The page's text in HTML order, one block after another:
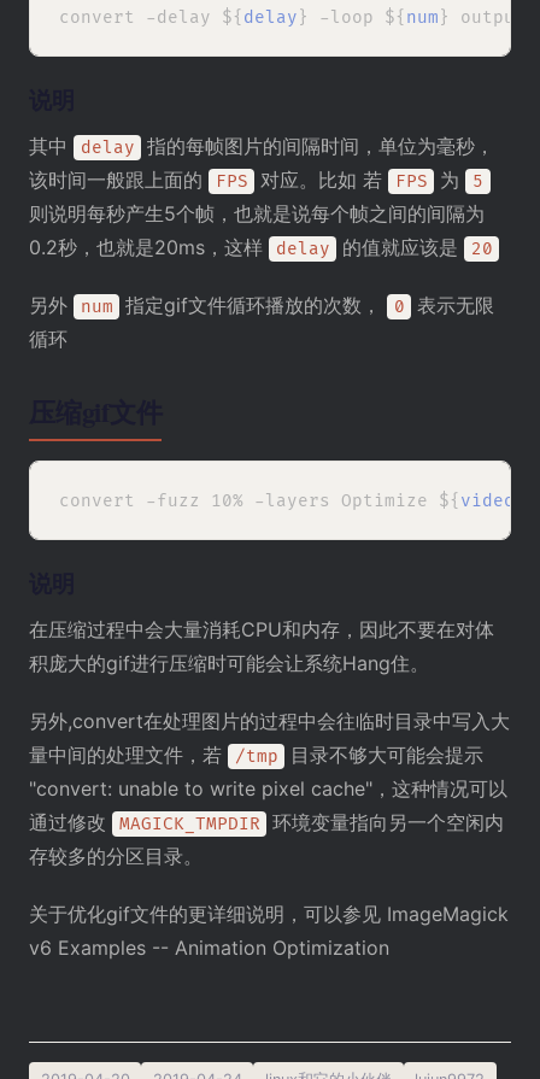
convert -delay ${ delay } -loop ${ num } output/
其中 delay
指的每帧图片的间隔时间，单位为毫秒，
该时间一般跟上面的
FPS 对应。比如 若 FPS 为 5
则说明每秒产生5个帧，也就是说每个帧之间的间隔为
0.2秒，也就是20ms，这样
delay 的值就应该是 20
另外 num 指定gif文件循环播放的次数， 0
表示无限
循环
convert -fuzz 10% -layers Optimize ${ video
在压缩过程中会大量消耗CPU和内存，因此不要在对体
积庞大的gif进行压缩时可能会让系统Hang住。
另外,convert在处理图片的过程中会往临时目录中写入大
量中间的处理文件，若
/tmp
目录不够大可能会提示
"convert: unable to write pixel cache"，这种情况可以
通过修改
MAGICK_TMPDIR
环境变量指向另一个空闲内
存较多的分区目录。
关于优化gif文件的更详细说明，可以参见 ImageMagick
v6 Examples -- Animation Optimization